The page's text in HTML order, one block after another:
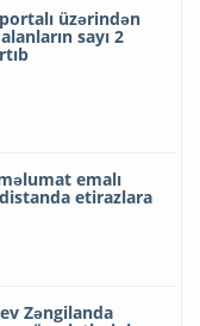
üzərindən
sayı 2
emalı
etirazlara
Zəngilanda